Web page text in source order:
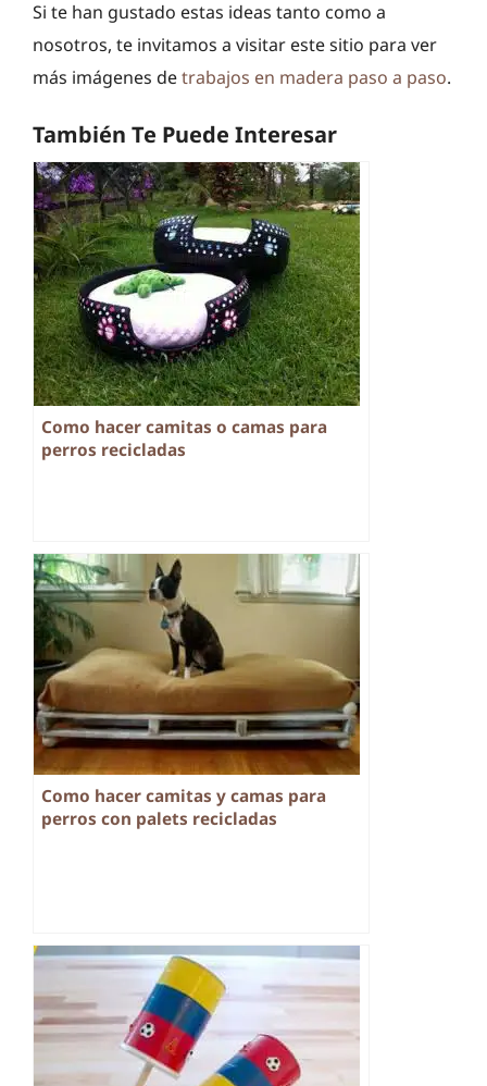
Si te han gustado estas ideas tanto como a
nosotros, te invitamos a visitar este sitio para ver
más imágenes detrabajos en madera paso a paso.
También Te Puede Interesar
Como hacer camitas o camas para
perros recicladas
Como hacer camitas y camas para
perros con palets recicladas